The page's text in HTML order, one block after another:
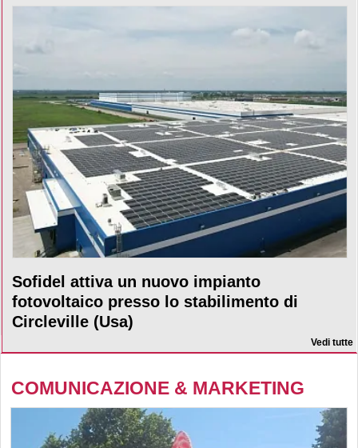
Sofidel attiva un nuovo impianto
fotovoltaico presso lo stabilimento di
Circleville (Usa)
Vedi tutte
COMUNICAZIONE & MARKETING